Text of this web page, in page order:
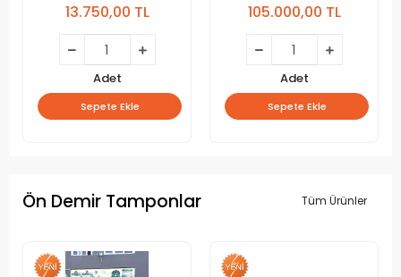
13.750,00 TL
Adet
Sepete Ekle
105.000,00 TL
Adet
Sepete Ekle
Ön Demir Tamponlar Tüm Ürünler